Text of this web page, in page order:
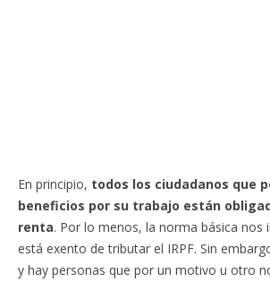
En principio, todos los ciudadanos que
beneficios por su trabajo están
renta. Por lo menos, la norma básica nos
está exento de tributar el IRPF. Sin
y hay personas que por un motivo u otro